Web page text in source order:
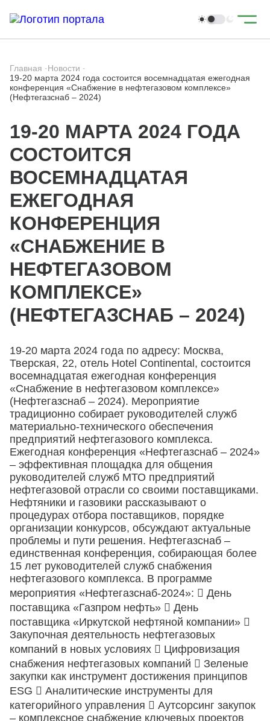
Главная ·Новости ·
19-20 марта 2024 года состоится восемнадцатая ежегодная
конференция «Снабжение в нефтегазовом комплексе»
(Нефтегазснаб – 2024)
19-20 МАРТА 2024 ГОДА
СОСТОИТСЯ
ВОСЕМНАДЦАТАЯ
ЕЖЕГОДНАЯ
КОНФЕРЕНЦИЯ
«СНАБЖЕНИЕ В
НЕФТЕГАЗОВОМ
КОМПЛЕКСЕ»
(НЕФТЕГАЗСНАБ – 2024)
19-20 марта 2024 года по адресу: Москва,
Тверская, 22, отель Hotel Continental, состоится
восемнадцатая ежегодная конференция
«Снабжение в нефтегазовом комплексе»
(Нефтегазснаб – 2024). Мероприятие
традиционно собирает руководителей служб
материально-технического обеспечения
предприятий нефтегазового комплекса.
Ежегодная конференция «Нефтегазснаб – 2024»
– эффективная площадка для общения
руководителей служб МТО предприятий
нефтегазовой отрасли со своими поставщиками.
Нефтяники и газовики рассказывают о
процедурах отбора поставщиков, порядке
организации конкурсов, обсуждают актуальные
проблемы и пути решения. Нефтегазснаб –
единственная конференция, собирающая более
15 лет руководителей служб снабжения
нефтегазового комплекса. В программе
мероприятия «Нефтегазснаб-2024»:  День
поставщика «Газпром нефть»  День
поставщика «Иркутской нефтяной компании» 
Закупочная деятельность нефтегазовых
компаний в новых условиях  Цифровизация
снабжения нефтегазовых компаний  Зеленые
закупки как инструмент достижения принципов
ESG  Аналитические инструменты для
категорийного управления  Аутсорсинг закупок
– комплексное снабжение ключевых проектов